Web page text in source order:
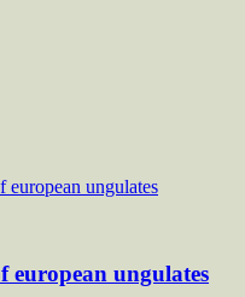
european ungulates